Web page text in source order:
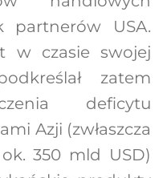
partnerów USA.
w czasie swojej
zatem
deficytu
Azji (zwłaszcza
350 mld USD)